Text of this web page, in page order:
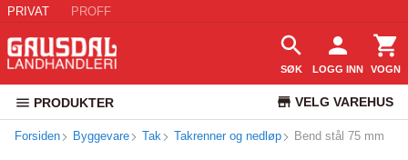
PRIVAT PROFF
SØK LOGG INN VOGN
PRODUKTER VELG VAREHUS
KUNDESERVICE
Forsiden Byggevare Tak Takrenner og nedløp Bend stål 75 mm